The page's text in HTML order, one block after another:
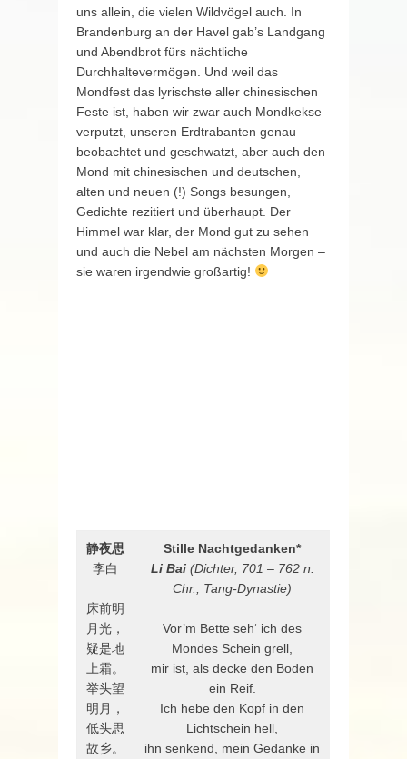
uns allein, die vielen Wildvögel auch. In
Brandenburg an der Havel gab’s Landgang
und Abendbrot fürs nächtliche
Durchhaltevermögen. Und weil das
Mondfest das lyrischste aller chinesischen
Feste ist, haben wir zwar auch Mondkekse
verputzt, unseren Erdtrabanten genau
beobachtet und geschwatzt, aber auch den
Mond mit chinesischen und deutschen,
alten und neuen (!) Songs besungen,
Gedichte rezitiert und überhaupt. Der
Himmel war klar, der Mond gut zu sehen
und auch die Nebel am nächsten Morgen –
sie waren irgendwie großartig!
静夜思
李白
床前明
月光，
疑是地
上霜。
举头望
明月，
低头思
故乡。
Stille Nachtgedanken*
Li Bai (Dichter, 701 – 762 n.
Chr., Tang-Dynastie)
Vor’m Bette seh‘ ich des
Mondes Schein grell,
mir ist, als decke den Boden
ein Reif.
Ich hebe den Kopf in den
Lichtschein hell,
ihn senkend, mein Gedanke in